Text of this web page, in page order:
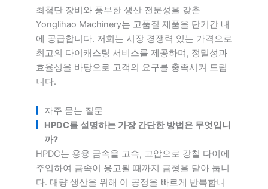
최첨단 장비와 풍부한 생산 전문성을 갖춘
Yonglihao Machinery는 고품질 제품을 단기간 내
에 공급합니다. 저희는 시장 경쟁력 있는 가격으로
최고의 다이캐스팅 서비스를 제공하며, 정밀성과
효율성을 바탕으로 고객의 요구를 충족시켜 드립
니다.
자주 묻는 질문
HPDC를 설명하는 가장 간단한 방법은 무엇입니
까?
HPDC는 용융 금속을 고속, 고압으로 강철 다이에
주입하여 금속이 응고될 때까지 금형을 닫아 둡니
다. 대량 생산을 위해 이 공정을 빠르게 반복합니